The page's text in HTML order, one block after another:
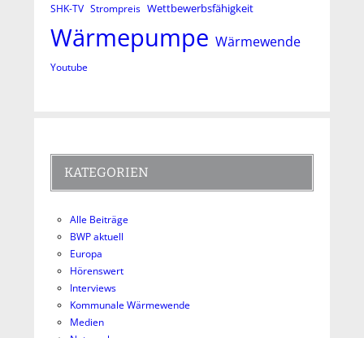
SHK-TV Strompreis Wettbewerbsfähigkeit
Wärmepumpe Wärmewende
Youtube
KATEGORIEN
Alle Beiträge
BWP aktuell
Europa
Hörenswert
Interviews
Kommunale Wärmewende
Medien